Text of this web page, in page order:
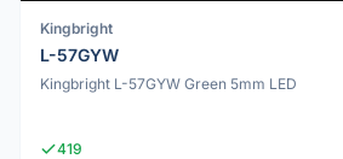
Kingbright
L-57GYW
Kingbright L-57GYW Green 5mm LED
419